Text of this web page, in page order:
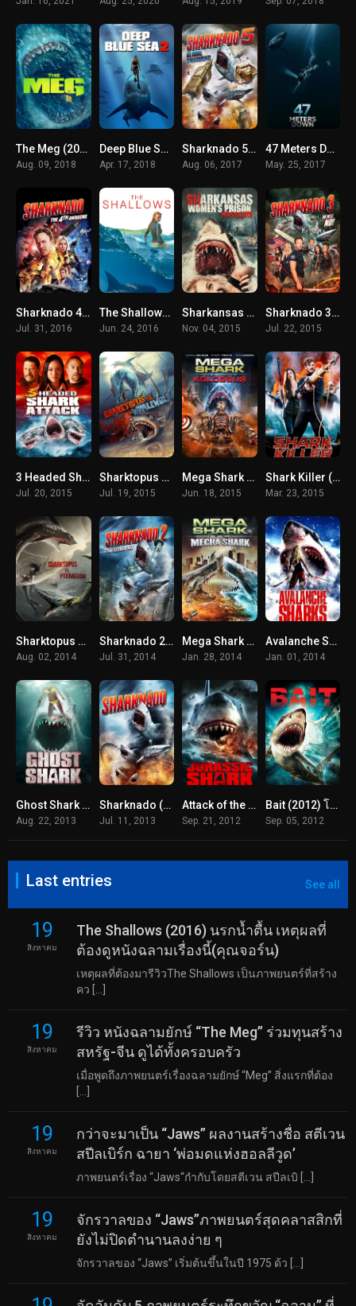
The Meg (2018) เม็ก โคตรหลามพันล้านปี
Aug. 09, 2018
Deep Blue Sea 2 (2018) ฝูงมฤตยูใต้มหาสมุทร 2
Apr. 17, 2018
Sharknado 5 Global Swarming (2017) ฝูงฉลามทอร์นาโด 5
Aug. 06, 2017
47 Meters Down 47 (2017) ดิ่งลึกเฉียดนรก
May. 25, 2017
Sharknado 4 The 4th Awakens (2016) ฝูงฉลามทอร์นาโด อุบัติการณ์ครั้งที่ 4
Jul. 31, 2016
The Shallows (2016) นรกน้ำตื้น
Jun. 24, 2016
Sharkansas Women’s Prison Massacre (2015) อสูรฉลามกัดคุกแตก
Nov. 04, 2015
Sharknado 3: Oh Hell No! (2015) ฝูงฉลามทอร์นาโด 3
Jul. 22, 2015
3 Headed Shark Attack (2015) โคตรฉลาม 3 หัวเพชฌฆาต
Jul. 20, 2015
Sharktopus vs. Whalewolf (2015) ชาร์กโทปุส ปะทะ เวลวูล์ฟ สงครามอสูรใต้ทะเล
Jul. 19, 2015
Mega Shark Vs. Kolossus (2015) ฉลามยักษ์ปะทะหุ่นพิฆาตล้างโลก
Jun. 18, 2015
Shark Killer (2015) ล่าโคตรเพชร ฉลามเพชฌฆาต
Mar. 23, 2015
Sharktopus VS Pteracuda (2014) สงครามสัตว์ประหลาดใต้สมุทร
Aug. 02, 2014
Sharknado 2: The Second One (2014) ฝูงฉลามทอร์นาโด 2
Jul. 31, 2014
Mega Shark vs Mecha Shark (2014) ฉลามยักษ์ปะทะฉลามเหล็ก
Jan. 28, 2014
Avalanche Sharks (2014) ฉลามหิมะล้านปี
Jan. 01, 2014
Ghost Shark (2013) ฉลามปีศาจ
Aug. 22, 2013
Sharknado (2013) ฝูงฉลามทอร์นาโด
Jul. 11, 2013
Attack of the Jurassic Shark (2012) เกาะฉลามหฤโหด
Sep. 21, 2012
Bait (2012) โคตรฉลามคลั่ง
Sep. 05, 2012
Last entries See all
19
สิงหาคม
The Shallows (2016) นรกน้ำตื้น เหตุผลที่
ต้องดูหนังฉลามเรื่องนี้(คุณจอร์น)
เหตุผลที่ต้องมารีวิวThe Shallows เป็นภาพยนตร์ที่สร้าง
คว […]
19
สิงหาคม
รีวิว หนังฉลามยักษ์ “The Meg” ร่วมทุนสร้าง
สหรัฐ-จีน ดูได้ทั้งครอบครัว
เมื่อพูดถึงภาพยนตร์เรื่องฉลามยักษ์ “Meg” สิ่งแรกที่ต้อง
[…]
19
สิงหาคม
กว่าจะมาเป็น “Jaws” ผลงานสร้างชื่อ สตีเวน
สปีลเบิร์ก ฉายา ‘พ่อมดแห่งฮอลลีวูด’
ภาพยนตร์เรื่อง “Jaws“กำกับโดยสตีเวน สปีลเบิ […]
19
สิงหาคม
จักรวาลของ “Jaws”ภาพยนตร์สุดคลาสสิกที่
ยังไม่ปิดตำนานลงง่าย ๆ
จักรวาลของ “Jaws” เริ่มต้นขึ้นในปี 1975 ด้ว […]